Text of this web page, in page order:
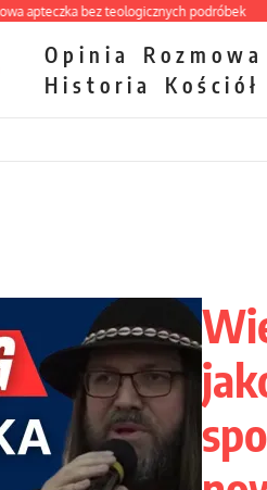
bez teologicznych podróbek
Opinia Rozmowa
Historia
Kościół